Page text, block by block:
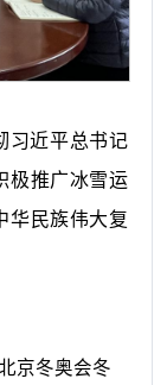
习近平总书记
极推广冰雪运
华民族伟大复
京冬奥会冬